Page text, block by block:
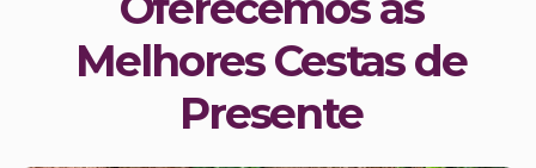
Melhores Cestas de
Presente